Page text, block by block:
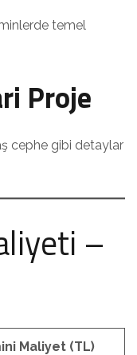
temel
Proje
cephe gibi detaylar
–
Maliyet (TL)